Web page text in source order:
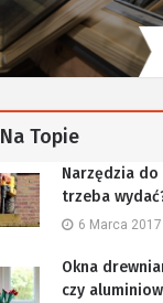
Na Topie
Narzędzia
trzeba
6 Marca 2017
Okna
czy